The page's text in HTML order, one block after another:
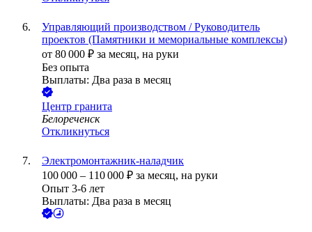
Управляющий производством / Руководитель
проектов (Памятники и мемориальные комплексы)
от 80 000 ₽ за месяц, на руки
Без опыта
Выплаты: Два раза в месяц
Центр гранита
Белореченск
Откликнуться
Электромонтажник-наладчик
100 000 – 110 000 ₽ за месяц, на руки
Опыт 3-6 лет
Выплаты: Два раза в месяц